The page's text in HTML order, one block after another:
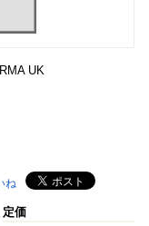
UK
ね
定価